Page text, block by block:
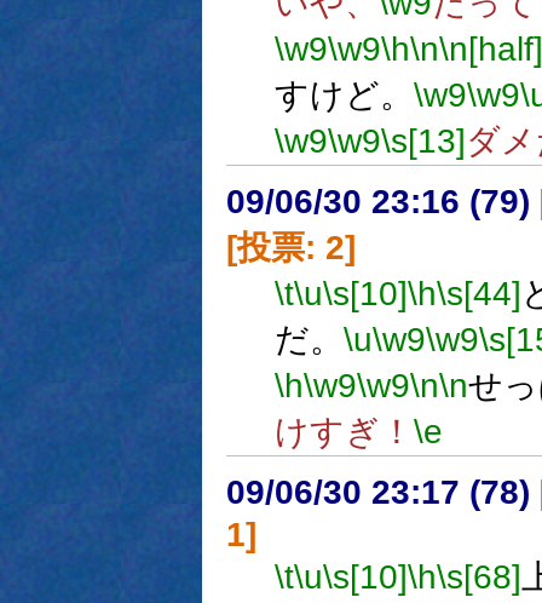
\w9\w9\h\n\n[half]
すけど。 \w9\w9
\w9\w9\s[13]ダ
09/06/30 23:16 (79)
[投票: 2]
\t\u\s[10]\h\s[44]
だ。 \u\w9\w9
\h\w9\w9\n\nせ
けすぎ！ \e
09/06/30 23:17 (78)
1]
\t\u\s[10]\h\s[68]